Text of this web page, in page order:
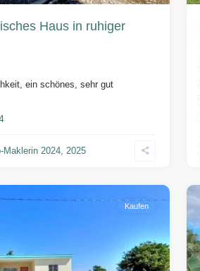
Haus in ruhiger
ein schönes, sehr gut
Maklerin 2024, 2025
Kaufen